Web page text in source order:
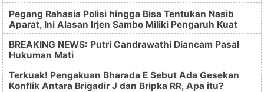
Pegang Rahasia Polisi hingga Bisa Tentukan Nasib
Aparat, Ini Alasan Irjen Sambo Miliki Pengaruh Kuat
BREAKING NEWS: Putri Candrawathi Diancam Pasal
Hukuman Mati
Terkuak! Pengakuan Bharada E Sebut Ada Gesekan
Konflik Antara Brigadir J dan Bripka RR, Apa itu?